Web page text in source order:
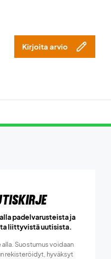
Kirjoita arvio
padelvarusteista ja
liittyvistä uutisista.
alla. Suostumus voidaan
rekisteröidyt, hyväksyt